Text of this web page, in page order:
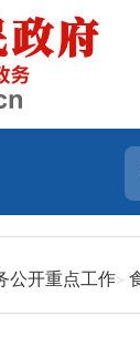
公开重点工作